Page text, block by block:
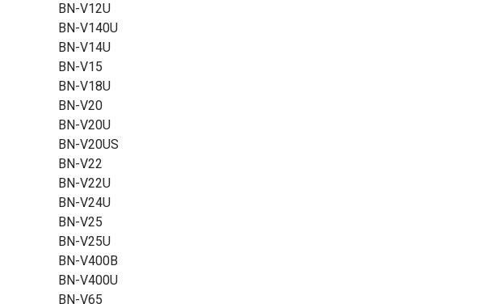
BN-V12U
BN-V140U
BN-V14U
BN-V15
BN-V18U
BN-V20
BN-V20U
BN-V20US
BN-V22
BN-V22U
BN-V24U
BN-V25
BN-V25U
BN-V400B
BN-V400U
BN-V65